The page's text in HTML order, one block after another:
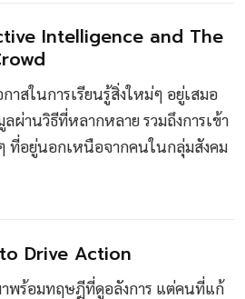
Intelligence and The
าสในการเรียนรู้สิ่งใหม่ๆ อยู่เสมอ
ลผ่านวิธีที่หลากหลาย รวมถึงการเข้า
ที่อยู่นอกเหนือจากคนในกลุ่มสังคม
Drive Action
ร้อมทฤษฎีที่ดูอลังการ แต่คนที่แก้